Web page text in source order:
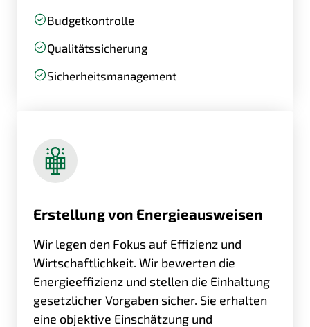
Budgetkontrolle
Qualitätssicherung
Sicherheitsmanagement
Erstellung von Energie­ausweisen
Wir legen den Fokus auf Effizienz und
Wirtschaftlichkeit. Wir bewerten die
Energieeffizienz und stellen die Einhaltung
gesetzlicher Vorgaben sicher. Sie erhalten
eine objektive Einschätzung und